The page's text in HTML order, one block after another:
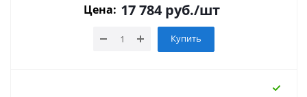
Цена: 17 784руб./шт
Купить